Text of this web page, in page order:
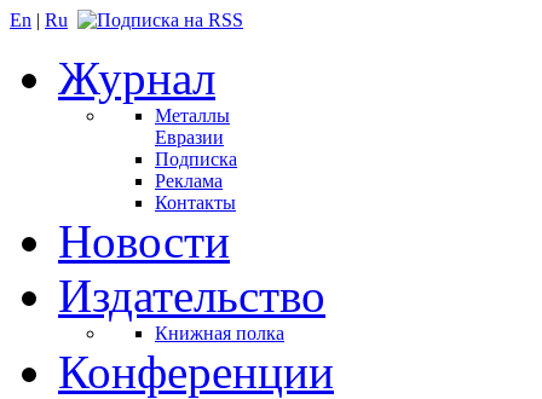
En | Ru
Журнал
Металлы
Евразии
Подписка
Реклама
Контакты
Новости
Издательство
Книжная полка
Конференции